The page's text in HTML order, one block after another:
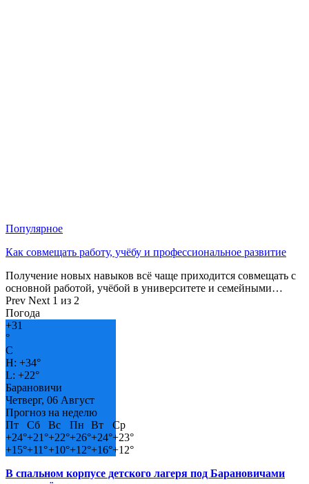
Популярное
Как совмещать работу, учёбу и профессиональное развитие
Получение новых навыков всё чаще приходится совмещать с
основной работой, учёбой в университете и семейными…
Prev Next 1 из 2
Погода
+31
°
C
H: +34°
L: +22°
Барановичи
Четверг, 06 Август
Прогноз на неделю
Пт
Сб Вс Пн Вт
Ср
+24°+21°+22°+26°+24°+23°
+15°+11°+10°+12°+16°+12°
В спальном корпусе детского лагеря под Барановичами